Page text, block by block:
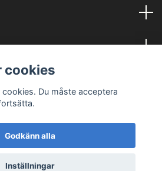
© 2026 Fightway
cookies
Du måste acceptera
Godkänn alla
Inställningar